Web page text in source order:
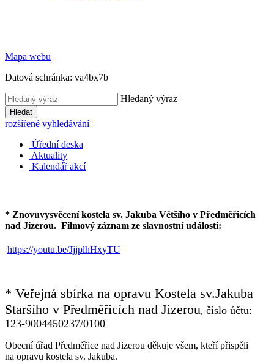
Mapa webu
Datová schránka: va4bx7b
Hledaný výraz
Hledat
rozšířené vyhledávání
Úřední deska
Aktuality
Kalendář akcí
* Znovuvysvěcení kostela sv. Jakuba Většího v Předměřicích
nad Jizerou. Filmový záznam ze slavnostní události:
https://youtu.be/JjjplhHxyTU
* Veřejná sbírka na opravu Kostela sv.Jakuba
Staršího v Předměřicích nad Jizerou, číslo účtu:
123-9004450237/0100
Obecní úřad Předměřice nad Jizerou děkuje všem, kteří přispěli
na opravu kostela sv. Jakuba.